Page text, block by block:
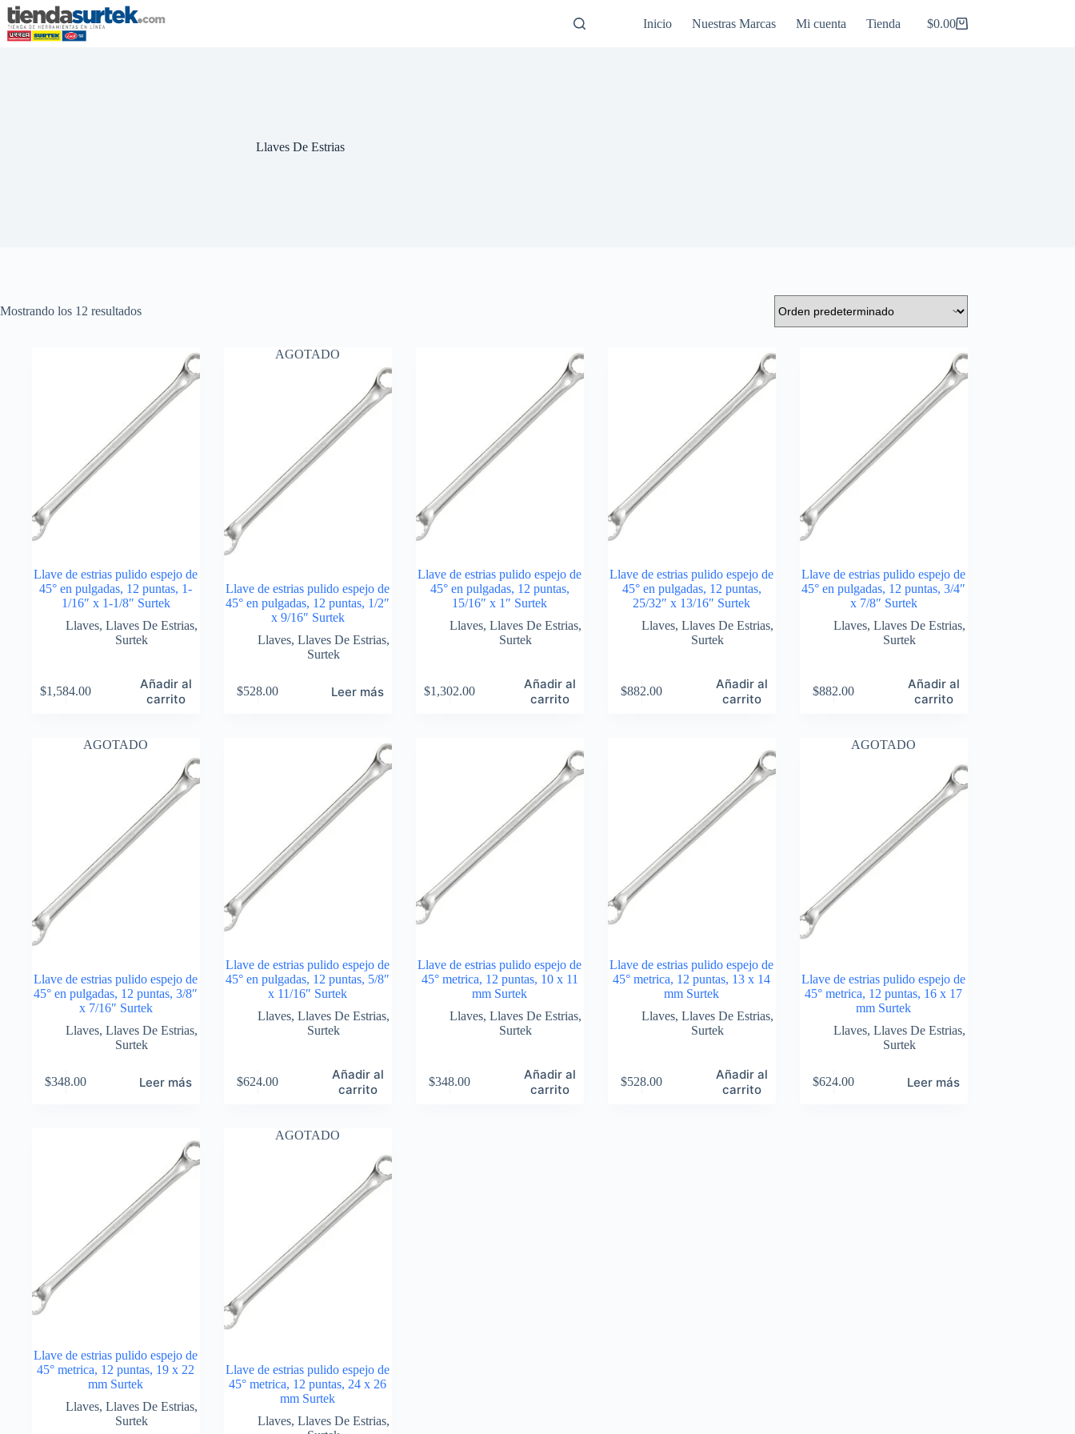
Saltar
al
contenido
Inicio Nuestras Marcas Mi cuenta Tienda
Carro
$0.00
Llaves De Estrias
Mostrando los 12 resultados
Llave de estrias pulido espejo de
45° en pulgadas, 12 puntas, 1-
1/16″ x 1-1/8″ Surtek
Llaves,Llaves De Estrias,
Surtek
$1,584.00
Añadir al
carrito
AGOTADO
Llave de estrias pulido espejo de
45° en pulgadas, 12 puntas, 1/2″
x 9/16″ Surtek
Llaves,Llaves De Estrias,
Surtek
$528.00 Leer más
Llave de estrias pulido espejo de
45° en pulgadas, 12 puntas,
15/16″ x 1″ Surtek
Llaves,Llaves De Estrias,
Surtek
$1,302.00
Añadir al
carrito
Llave de estrias pulido espejo de
45° en pulgadas, 12 puntas,
25/32″ x 13/16″ Surtek
Llaves,Llaves De Estrias,
Surtek
$882.00
Añadir al
carrito
Llave de estrias pulido espejo de
45° en pulgadas, 12 puntas, 3/4″
x 7/8″ Surtek
Llaves,Llaves De Estrias,
Surtek
$882.00
Añadir al
carrito
AGOTADO
Llave de estrias pulido espejo de
45° en pulgadas, 12 puntas, 3/8″
x 7/16″ Surtek
Llaves,Llaves De Estrias,
Surtek
$348.00 Leer más
Llave de estrias pulido espejo de
45° en pulgadas, 12 puntas, 5/8″
x 11/16″ Surtek
Llaves,Llaves De Estrias,
Surtek
$624.00
Añadir al
carrito
Llave de estrias pulido espejo de
45° metrica, 12 puntas, 10 x 11
mm Surtek
Llaves,Llaves De Estrias,
Surtek
$348.00
Añadir al
carrito
Llave de estrias pulido espejo de
45° metrica, 12 puntas, 13 x 14
mm Surtek
Llaves,Llaves De Estrias,
Surtek
$528.00
Añadir al
carrito
AGOTADO
Llave de estrias pulido espejo de
45° metrica, 12 puntas, 16 x 17
mm Surtek
Llaves,Llaves De Estrias,
Surtek
$624.00 Leer más
Llave de estrias pulido espejo de
45° metrica, 12 puntas, 19 x 22
mm Surtek
Llaves,Llaves De Estrias,
Surtek
AGOTADO
Llave de estrias pulido espejo de
45° metrica, 12 puntas, 24 x 26
mm Surtek
Llaves,Llaves De Estrias,